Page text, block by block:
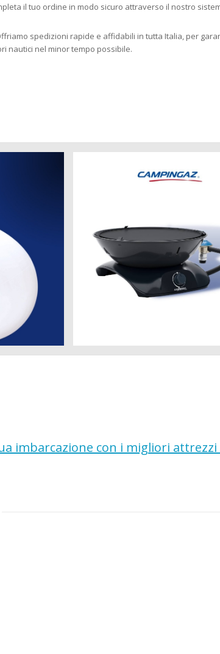
il tuo ordine in modo sicuro attraverso il nostro
spedizioni rapide e affidabili in tutta Italia, per
nautici nel minor tempo possibile.
imbarcazione con i migliori